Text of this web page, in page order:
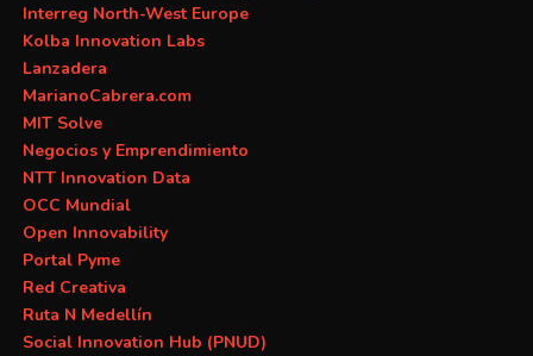
Interreg North-West Europe
Kolba Innovation Labs
Lanzadera
MarianoCabrera.com
MIT Solve
Negocios y Emprendimiento
NTT Innovation Data
OCC Mundial
Open Innovability
Portal Pyme
Red Creativa
Ruta N Medellín
Social Innovation Hub (PNUD)